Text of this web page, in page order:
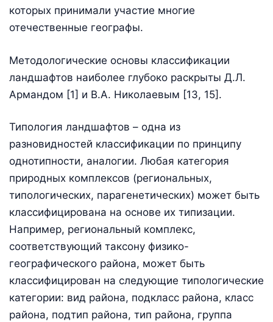
которых принимали участие многие
отечественные географы.
Методологические основы классификации
ландшафтов наиболее глубоко раскрыты Д.Л.
Армандом [1] и В.А. Николаевым [13, 15].
Типология ландшафтов – одна из
разновидностей классификации по принципу
однотипности, аналогии. Любая категория
природных комплексов (региональных,
типологических, парагенетических) может быть
классифицирована на основе их типизации.
Например, региональный комплекс,
соответствующий таксону физико-
географического района, может быть
классифицирован на следующие типологические
категории: вид района, подкласс района, класс
района, подтип района, тип района, группа